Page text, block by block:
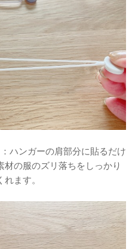
ハンガーの肩部分に貼るだけ
の服のズリ落ちをしっかり
ます。